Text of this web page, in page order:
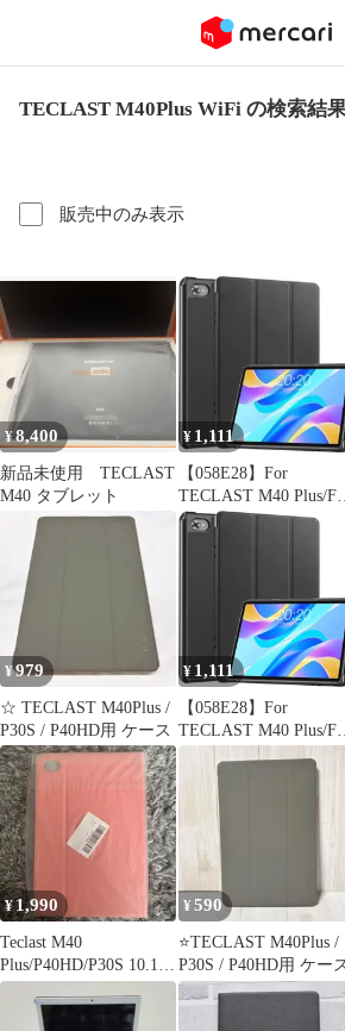
TECLAST M40Plus WiFi の検索結
販売中のみ表示
¥8,400
新品未使用 TECLAST
M40 タブレット
¥ 1,111
【058E28】For
TECLAST M40 Plus/
TECLAST
¥979
☆ TECLAST M40Plus /
P30S / P40HD用 ケース
¥ 1,111
【058E28】For
TECLAST M40 Plus/
¥1,990
Teclast M40
Plus/P40HD/P30S 10.1
ピンク
¥590
⭐️TECLAST M40Plus /
P30S / P40HD用 ケー